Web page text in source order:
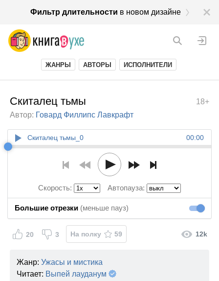
Фильтр длительности в новом дизайне
ЖАНРЫ АВТОРЫ ИСПОЛНИТЕЛИ
18+
Скиталец тьмы
Автор: Говард Филлипс Лавкрафт
00:00
Скиталец тьмы_0
Скорость: Автопауза:
Большие отрезки (меньше пауз)
20 3 На полку 59 12k
Жанр: Ужасы и мистика
Читает: Выпей лауданум